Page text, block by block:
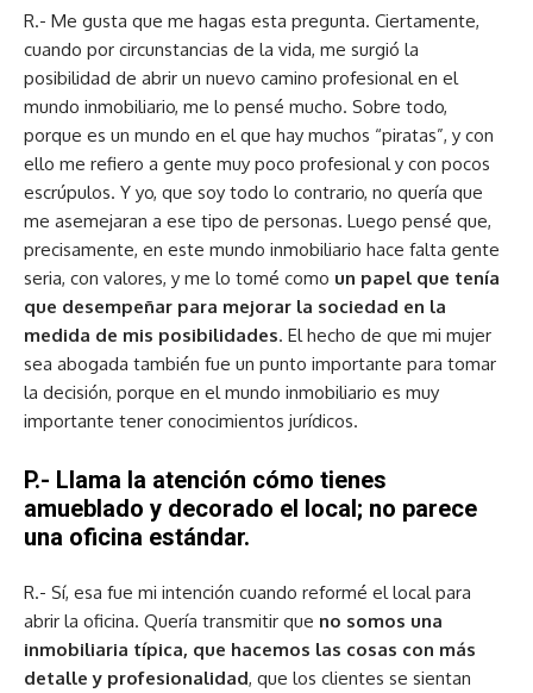
R.- Me gusta que me hagas esta pregunta. Ciertamente,
cuando por circunstancias de la vida, me surgió la
posibilidad de abrir un nuevo camino profesional en el
mundo inmobiliario, me lo pensé mucho. Sobre todo,
porque es un mundo en el que hay muchos “piratas”, y con
ello me refiero a gente muy poco profesional y con pocos
escrúpulos. Y yo, que soy todo lo contrario, no quería que
me asemejaran a ese tipo de personas. Luego pensé que,
precisamente, en este mundo inmobiliario hace falta gente
seria, con valores, y me lo tomé como un papel que tenía
que desempeñar para mejorar la sociedad en la
medida de mis posibilidades. El hecho de que mi mujer
sea abogada también fue un punto importante para tomar
la decisión, porque en el mundo inmobiliario es muy
importante tener conocimientos jurídicos.
P.- Llama la atención cómo tienes
amueblado y decorado el local; no parece
una oficina estándar.
R.- Sí, esa fue mi intención cuando reformé el local para
abrir la oficina. Quería transmitir que no somos una
inmobiliaria típica, que hacemos las cosas con más
detalle y profesionalidad, que los clientes se sientan